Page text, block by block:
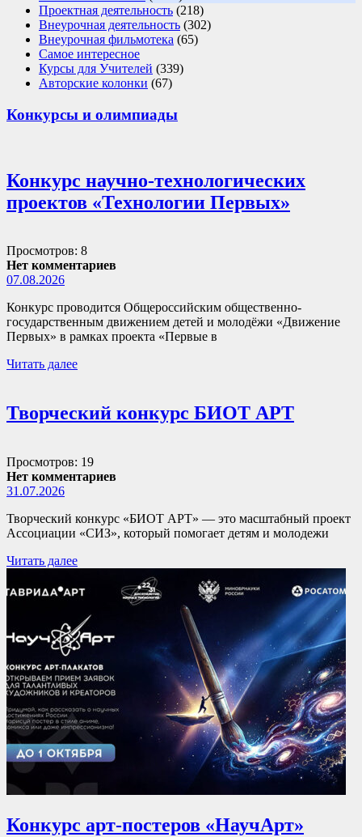
Проектная деятельность (218)
Внеурочная деятельность (302)
Внеурочная фильмотека (65)
Самое интересное
Курсы для Учителей (339)
Авторские колонки (67)
Конкурсы и олимпиады
Конкурс научно-технологических
проектов «Технологии Первых»
Просмотров: 8
Нет комментариев
07.08.2026
Конкурс проводится Общероссийским общественно-
государственным движением детей и молодёжи «Движение
Первых» в рамках проекта «Первые в
Читать далее
Творческий конкурс БИОТ АРТ
Просмотров: 19
Нет комментариев
31.07.2026
Творческий конкурс «БИОТ АРТ» — это масштабный проект
Ассоциации «СИЗ», который помогает детям и молодежи
Читать далее
Конкурс арт-постеров «НаучАрт»